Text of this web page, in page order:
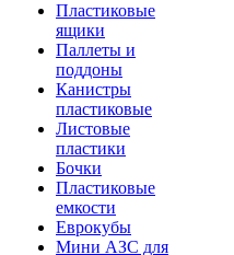
Пластиковые
ящики
Паллеты и
поддоны
Канистры
пластиковые
Листовые
пластики
Бочки
Пластиковые
емкости
Еврокубы
Мини АЗС для